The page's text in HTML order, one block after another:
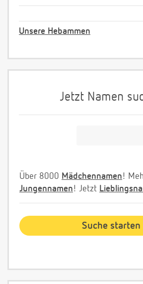
Unsere Hebammen
Jetzt Namen
Über 8000 Mädchennamen!
Jungennamen! Jetzt